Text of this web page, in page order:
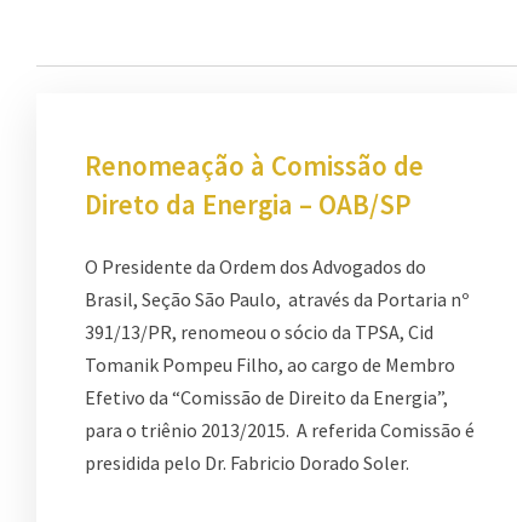
Renomeação à Comissão de
Direto da Energia – OAB/SP
O Presidente da Ordem dos Advogados do
Brasil, Seção São Paulo, através da Portaria nº
391/13/PR, renomeou o sócio da TPSA, Cid
Tomanik Pompeu Filho, ao cargo de Membro
Efetivo da “Comissão de Direito da Energia”,
para o triênio 2013/2015. A referida Comissão é
presidida pelo Dr. Fabricio Dorado Soler.